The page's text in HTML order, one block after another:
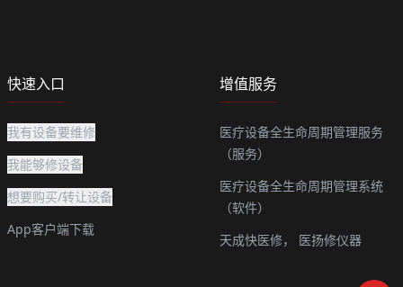
快速入口
我有设备要维修
我能够修设备
想要购买/转让设备
App客户端下载
增值服务
医疗设备全生命周期管理服务
（服务）
医疗设备全生命周期管理系统
（软件）
天成快医修，
医扬修仪器